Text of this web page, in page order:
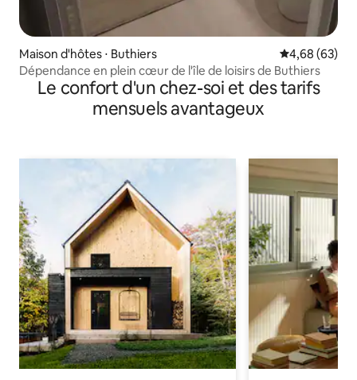
Maison d'hôtes ⋅ Buthiers Évaluation
4,68 (63)
Dépendance en plein cœur de l'île de loisirs de Buthiers
Le confort d'un chez-soi et des tarifs
mensuels avantageux